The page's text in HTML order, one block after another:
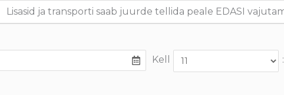
Lisasid ja transporti saab juurde tellida peale EDASI
Kell
: